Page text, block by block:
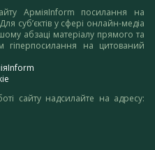
АрміяInform посилання на
суб’єктів у сфері онлайн-медіа
абзаці матеріалу прямого та
гіперпосилання на цитований
сайту надсилайте на адресу: